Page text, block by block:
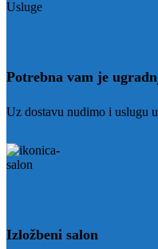
Potrebna vam je
Uz dostavu nudimo i uslugu
Izložbeni salon